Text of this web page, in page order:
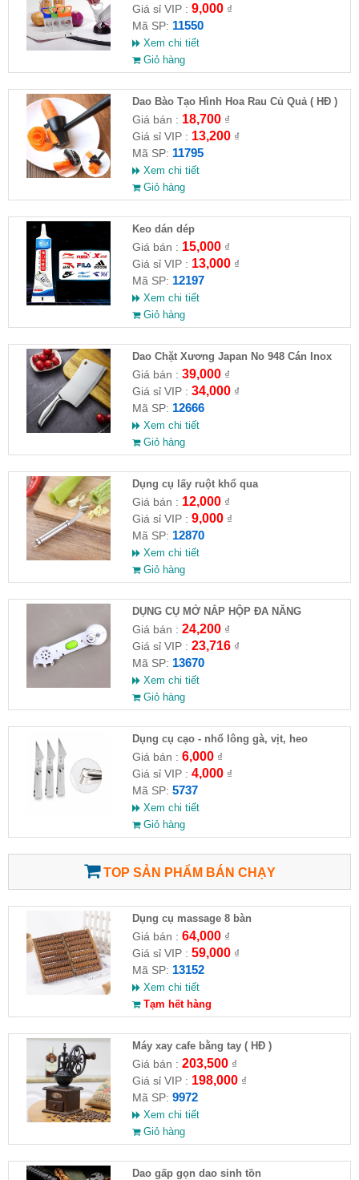
Giá sỉ VIP : 9,000₫
Mã SP: 11550
Xem chi tiết
Giỏ hàng
Dao Bào Tạo Hình Hoa Rau Củ Quả ( HĐ )
Giá bán : 18,700₫
Giá sỉ VIP : 13,200₫
Mã SP: 11795
Xem chi tiết
Giỏ hàng
Keo dán dép
Giá bán : 15,000₫
Giá sỉ VIP : 13,000₫
Mã SP: 12197
Xem chi tiết
Giỏ hàng
Dao Chặt Xương Japan No 948 Cán Inox
Giá bán : 39,000₫
Giá sỉ VIP : 34,000₫
Mã SP: 12666
Xem chi tiết
Giỏ hàng
Dụng cụ lấy ruột khổ qua
Giá bán : 12,000₫
Giá sỉ VIP : 9,000₫
Mã SP: 12870
Xem chi tiết
Giỏ hàng
DỤNG CỤ MỞ NẮP HỘP ĐA NĂNG
KITCHEN CANDO 6IN1
Giá bán : 24,200₫
Giá sỉ VIP : 23,716₫
Mã SP: 13670
Xem chi tiết
Giỏ hàng
Dụng cụ cạo - nhổ lông gà, vịt, heo
Giá bán : 6,000₫
Giá sỉ VIP : 4,000₫
Mã SP: 5737
Xem chi tiết
Giỏ hàng
TOP SẢN PHẨM BÁN CHẠY
Dụng cụ massage 8 bàn
Giá bán : 64,000₫
Giá sỉ VIP : 59,000₫
Mã SP: 13152
Xem chi tiết
Tạm hết hàng
Máy xay cafe bằng tay ( HĐ )
Giá bán : 203,500₫
Giá sỉ VIP : 198,000₫
Mã SP: 9972
Xem chi tiết
Giỏ hàng
Dao gấp gọn dao sinh tồn